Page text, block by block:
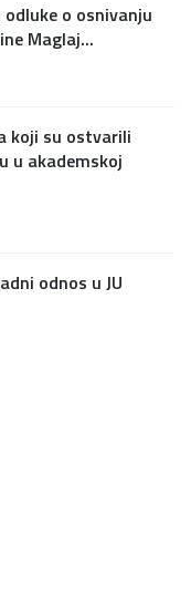
o osnivanju
Maglaj...
koji su ostvarili
u akademskoj
odnos u JU